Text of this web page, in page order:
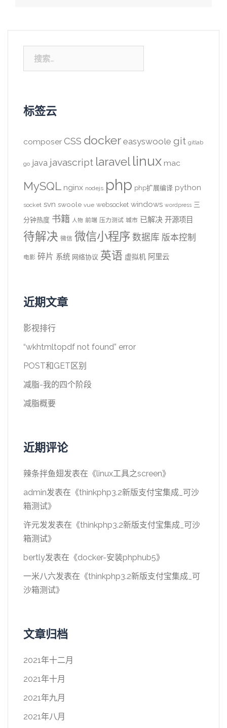
索：
标签云
composer CSS docker easyswoole git gitlab
go java javascript laravel linux mac
MySQL nginx nodejs php php扩展编译 python
socket svn swoole vue websocket windows wordpress 三
分钟热度 书籍 人物 前端 压力测试 城市 已解决 开源项目
待解决 微信 微信小程序 数据库 版本控制
电影 碎片 系统 网络协议 英语 虚拟机 阿里云
近期文章
影视排行
“wkhtmltopdf not found” error
POST和GET区别
减脂-我的四个阶段
减脂概要
近期评论
辣条拌鱼翅发表在《linux工具之screen》
admin发表在《thinkphp3.2新版支付宝集成_可沙
箱测试》
许元发发表在《thinkphp3.2新版支付宝集成_可沙
箱测试》
bertly发表在《docker-安装phphub5》
一米八六发表在《thinkphp3.2新版支付宝集成_可
沙箱测试》
文章归档
2021年十二月
2021年十月
2021年九月
2021年八月